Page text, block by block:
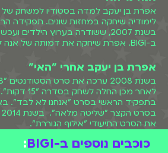
אפרת בן יעקב למדה בסטודיו למשחק של
לימודיה שיחקה במחזות שונים. תפקידה
בשנת 2007, ששודרה בערוץ הילדים
ב-BIGI. אפרת שיחקה את דמותה של אנה למשך 3 עונות.
אפרת בן יעקב אחרי "האי"
בתפקיד הראשי בסרט "אנחנו לא לבד".
את הסרט התיעודי "אילוף הגוררת".
כוכבים נוספים ב-BIGI :